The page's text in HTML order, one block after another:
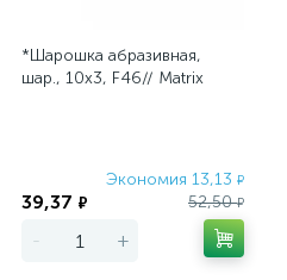
*Шарошка абразивная,
шар., 10х3, F46// Matrix
Экономия 13,13 ₽
39,37 ₽ 52,50₽
- +